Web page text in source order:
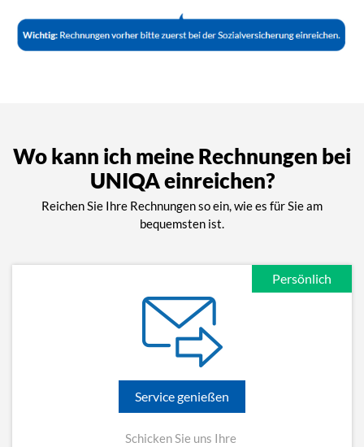
Wo kann ich meine Rechnungen bei
UNIQA einreichen?
Reichen Sie Ihre Rechnungen so ein, wie es für Sie am
bequemsten ist.
Persönlich
Service genießen
Schicken Sie uns Ihre